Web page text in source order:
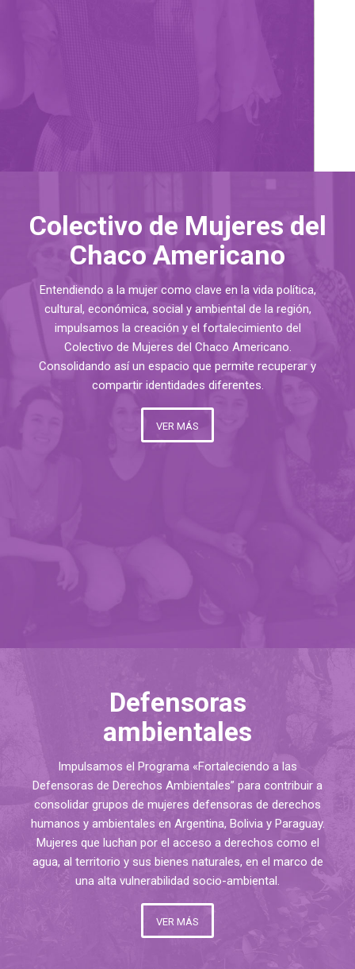
Colectivo de Mujeres del
Chaco Americano
Entendiendo a la mujer como clave en la vida política,
cultural, económica, social y ambiental de la región,
impulsamos la creación y el fortalecimiento del
Colectivo de Mujeres del Chaco Americano.
Consolidando así un espacio que permite recuperar y
compartir identidades diferentes.
VER MÁS
Defensoras
ambientales
Impulsamos el Programa «Fortaleciendo a las
Defensoras de Derechos Ambientales” para contribuir a
consolidar grupos de mujeres defensoras de derechos
humanos y ambientales en Argentina, Bolivia y Paraguay.
Mujeres que luchan por el acceso a derechos como el
agua, al territorio y sus bienes naturales, en el marco de
una alta vulnerabilidad socio-ambiental.
VER MÁS